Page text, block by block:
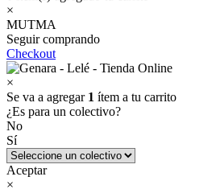
×
MUTMA
Seguir comprando
Checkout
×
Se va a agregar 1 ítem a tu carrito
¿Es para un colectivo?
No
Sí
Aceptar
×